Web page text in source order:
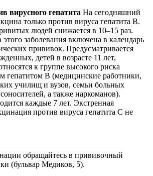
вирусного гепатита На сегодняшний
только против вируса гепатита В.
людей снижается в 10–15 раз.
заболевания включена в календарь
прививок. Предусматривается
детей в возрасте 11 лет,
к группе высокого риска
гепатитом В (медицинские работники,
училищ и вузов, семьи больных
а также наркоманов).
каждые 7 лет. Экстренная
против вируса гепатита С не
обращайтесь в прививочный
(бульвар Медиков, 5).